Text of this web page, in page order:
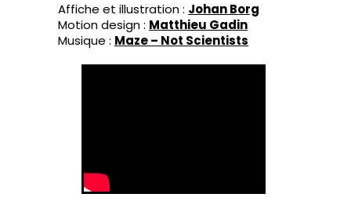
Affiche et illustration : Johan Borg
Motion design : Matthieu Gadin
Musique : Maze – Not Scientists